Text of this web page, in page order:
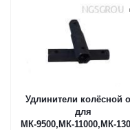
Удлинители колёсной
для
МК-9500,МК-11000,МК-